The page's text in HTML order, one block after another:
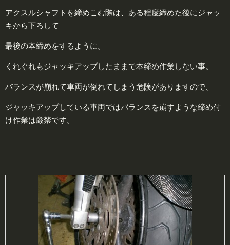
アクスルシャフトを締めこむ際は、ある程度締めた後にジャッ
キから下ろして
最後の本締めをするように。
くれぐれもジャッキアップしたままで本締め作業しない事。
バランスが崩れて車両が倒れてしまう危険がありますので、
ジャッキアップしている車両ではバランスを崩すような締め付
け作業は厳禁です。